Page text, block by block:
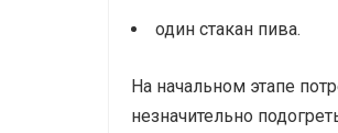
один стакан пива.
На начальном этапе
незначительно